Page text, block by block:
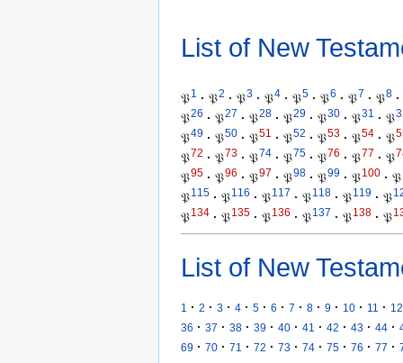
List of New
𝔓1 · 𝔓2 · 𝔓3 · 𝔓4 · 𝔓5 · 𝔓6 · 𝔓7 · 𝔓8 ·
𝔓26 · 𝔓27 · 𝔓28 · 𝔓29 · 𝔓30 · 𝔓31 · 𝔓
𝔓49 · 𝔓50 · 𝔓51 · 𝔓52 · 𝔓53 · 𝔓54 · 𝔓
𝔓72 · 𝔓73 · 𝔓74 · 𝔓75 · 𝔓76 · 𝔓77 · 𝔓
𝔓95 · 𝔓96 · 𝔓97 · 𝔓98 · 𝔓99 · 𝔓100 · 𝔓
𝔓115 · 𝔓116 · 𝔓117 · 𝔓118 · 𝔓119 · 𝔓
𝔓134 · 𝔓135 · 𝔓136 · 𝔓137 · 𝔓138 · 𝔓
List of New
1 · 2 · 3 · 4 · 5 · 6 · 7 · 8 · 9 · 10 · 11 · 12
36 · 37 · 38 · 39 · 40 · 41 · 42 · 43 · 44 ·
69 · 70 · 71 · 72 · 73 · 74 · 75 · 76 · 77 ·